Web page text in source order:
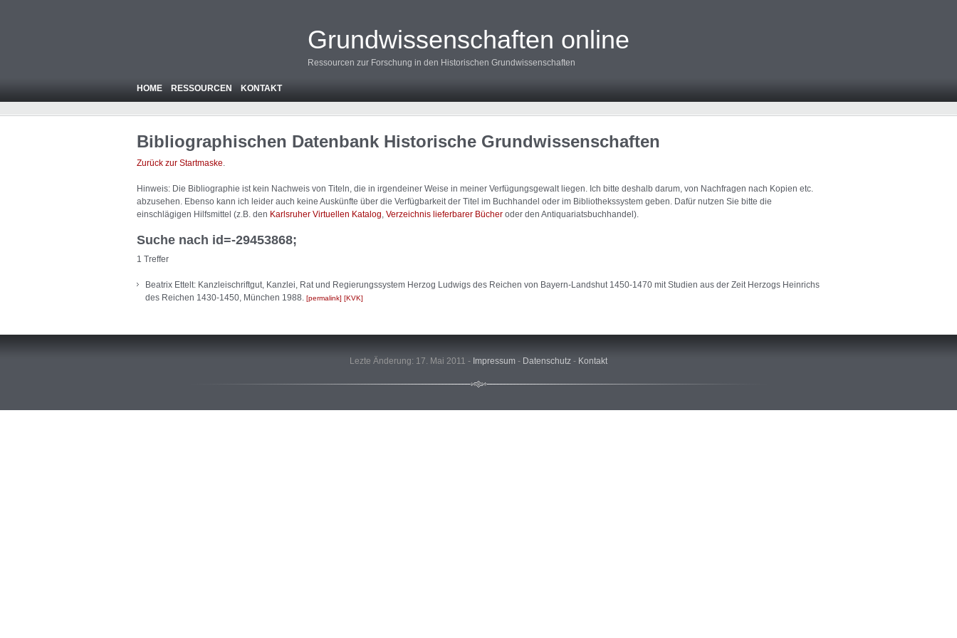
Grundwissenschaften online
Ressourcen zur Forschung in den Historischen Grundwissenschaften
HOME RESSOURCEN KONTAKT
Bibliographischen Datenbank Historische Grundwissenschaften
Zurück zur Startmaske.
Hinweis: Die Bibliographie ist kein Nachweis von Titeln, die in irgendeiner Weise in meiner Verfügungsgewalt liegen. Ich bitte deshalb darum, von Nachfragen nach Kopien etc.
abzusehen. Ebenso kann ich leider auch keine Auskünfte über die Verfügbarkeit der Titel im Buchhandel oder im Bibliothekssystem geben. Dafür nutzen Sie bitte die
einschlägigen Hilfsmittel (z.B. den Karlsruher Virtuellen Katalog Verzeichnis lieferbarer Bücher oder den Antiquariatsbuchhandel).
Suche nach id=-29453868;
1 Treffer
Beatrix Ettelt: Kanzleischriftgut, Kanzlei, Rat und Regierungssystem Herzog Ludwigs des Reichen von Bayern-Landshut 1450-1470 mit Studien aus der Zeit Herzogs Heinrichs
des Reichen 1430-1450, München 1988. permalink KVK
Lezte Änderung: 17. Mai 2011 - Impressum - Datenschutz - Kontakt